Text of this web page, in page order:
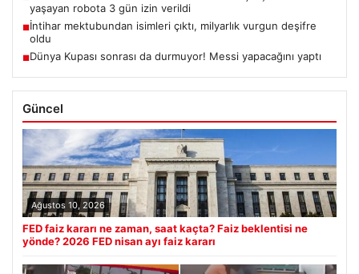
yaşayan robota 3 gün izin verildi
■İntihar mektubundan isimleri çıktı, milyarlık vurgun deşifre
oldu
■Dünya Kupası sonrası da durmuyor! Messi yapacağını yaptı
Güncel
Ağustos 10, 2026
FED faiz kararı ne zaman, saat kaçta? Faiz beklentisi ne
yönde? 2026 FED nisan ayı faiz kararı